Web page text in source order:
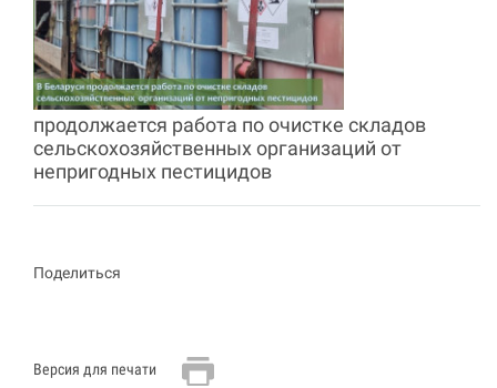
продолжается работа по очистке складов
сельскохозяйственных организаций от
непригодных пестицидов
Поделиться
Версия для печати